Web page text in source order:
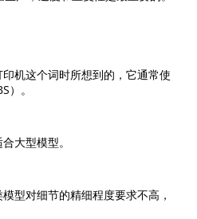
机这个词时所想到的，它通常使
）。
大型模型。
型对细节的精细程度要求不高，